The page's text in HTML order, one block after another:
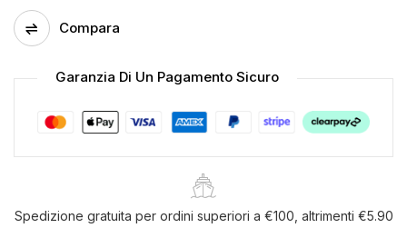
skeentex
per
4
Compara
Garanzia Di Un Pagamento Sicuro
Spedizione gratuita per ordini superiori a €100, altrimenti €5.90